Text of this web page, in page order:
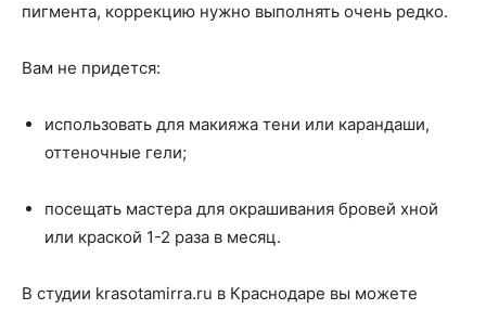
пигмента, коррекцию нужно выполнять очень редко.
Вам не придется:
использовать для макияжа тени или карандаши,
оттеночные гели;
посещать мастера для окрашивания бровей хной
или краской 1-2 раза в месяц.
В студии krasotamirra.ru в Краснодаре вы можете